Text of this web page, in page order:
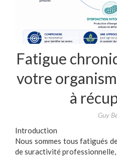
Fatigue
votre
à
Guy
Introduction
Nous sommes tous fatigués
de suractivité